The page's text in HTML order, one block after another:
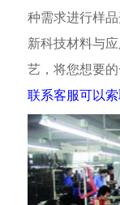
种需求进行样
新科技材料与
艺，将您想要的
联系客服可以